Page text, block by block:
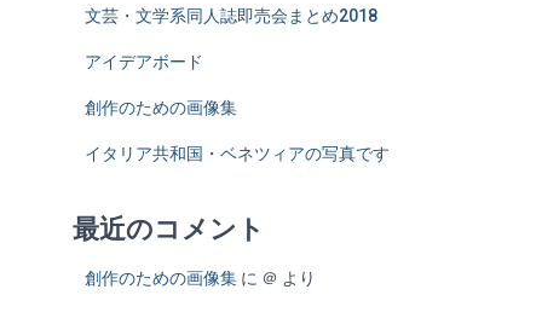
文芸・文学系同人誌即売会まとめ2018
アイデアボード
創作のための画像集
イタリア共和国・ベネツィアの写真です
最近のコメント
創作のための画像集 に ＠ より